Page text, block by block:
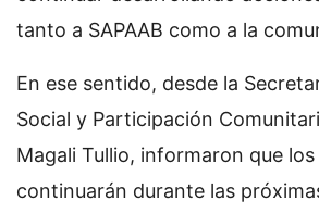
tanto a SAPAAB como a la
En ese sentido, desde la
Social y Participación
Magali Tullio, informaron que
continuarán durante las